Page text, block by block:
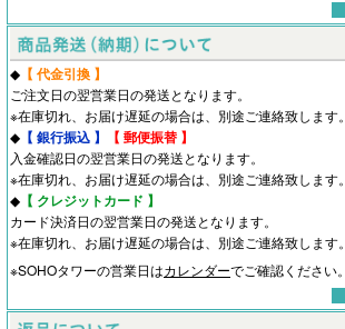
◆ 【 代金引換 】
ご注文日の翌営業日の発送となります。
※在庫切れ、お届け遅延の場合は、別途ご連絡致します。
◆ 【 銀行振込 】 【 郵便振替 】
入金確認日の翌営業日の発送となります。
※在庫切れ、お届け遅延の場合は、別途ご連絡致します。
◆ 【 クレジットカード 】
カード決済日の翌営業日の発送となります。
※在庫切れ、お届け遅延の場合は、別途ご連絡致します。
※SOHOタワーの営業日はカレンダーでご確認ください。